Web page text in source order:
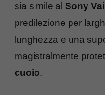
sia simile al Sony
predilezione per
lunghezza e una
magistralmente
cuoio.